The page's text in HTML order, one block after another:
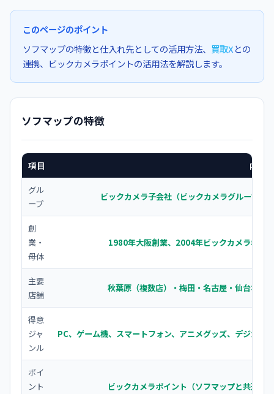
このページのポイント
ソフマップの特徴と仕入れ先としての活用方法、 買取Xとの
連携、ビックカメラポイントの活用法を解説します。
ソフマップの特徴
項目 内容
グル
ープ
ビックカメラ子会社（ビックカメラグループ）
創
業・
母体
1980年大阪創業、2004年ビックカメラ傘下
主要
店舗
秋葉原（複数店）・梅田・名古屋・仙台など
得意
ジャ
ンル
PC、ゲーム機、スマートフォン、アニメグッズ、デジカメ
ポイ
ント
ビックカメラポイント（ソフマップと共通）